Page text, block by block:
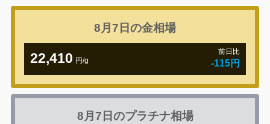
8月7日の金相場
22,410 円/g
前日比
-115円
8月7日のプラチナ相場